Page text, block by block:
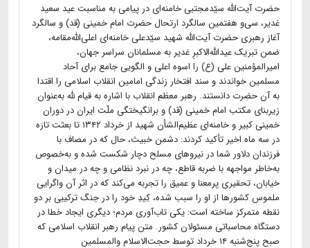
حضرت آیت‌الله سیّدمجتبی خامنه‌ای در پیامی به مناسبت عید سعید
غدیر، سی‌و هفتمین سالگرد ارتحال حضرت امام خمینی (قد) و سالگرد
آغاز رهبری حضرت آیت‌الله شهید سیّدعلی خامنه‌ای اعلی‌الله‌مقامه،
ضمن تبریک عیدالله‌الاکبرِ غدیر به مسلمانان سراسر جهان،
امیرالمؤمنین علی (ع) را اسوه‌ اعلی و الگویی جامع برای آحاد
مسلمین خواندند و سند افتخار زندگی امامین انقلاب اسلامی را اقتدا
به آن حضرت دانستند. رهبر معظم انقلاب با اشاره به قیام لله به‌عنوان
زیربنای مکتب امام خمینی (قد) و برانگیختگی ملّت ایران در دوران
خمینی کبیر و خامنه‌ای عظیم‌الشأن شهید از خرداد ۱۳۴۲ تا بعثت تازه
در سه ماه اخیر تأکید کردند: دشمن خبیث، حال که در مصاف با
فرزندان دلاور شما در نیروهای مسلح دچار شکست شده و به‌خصوص
به‌خاطر مواجهه با ضربه‌ قاطع، چه در نبرد نظامی و چه در میدان و
خیابان، تحقیری پرمعنا و عمیق را تجربه می‌کند که در اثر آن واگرایی
ملموس کشورها از او را سبب شده، کِیدِ خود را در جنگ ترکیبی بر دو
نقطه متمرکز ساخته است: یکی تاب‌آوری مردم؛ دیگری ایجاد خطا در
دستگاه محاسباتی مسئولان کشور. متن پیام رهبر انقلاب اسلامی که
صبح پنج‌شنبه ۱۴ خرداد توسط حجت‌الاسلام والمسلمین